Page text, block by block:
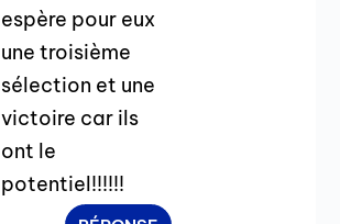
espère pour eux
une troisième
sélection et une
victoire car ils
ont le
potentiel!!!!!!